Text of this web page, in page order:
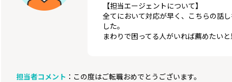
【担当エージェントについて】
全てにおいて対応が早く、こちらの話
した。
まわりで困ってる人がいれば薦めたいと
担当者コメント ：この度はご転職おめでとうございます。